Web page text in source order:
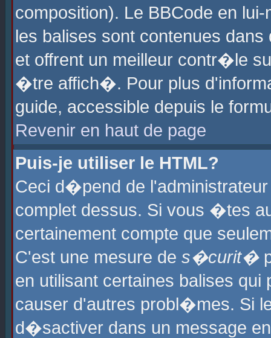
composition). Le BBCode en
les balises sont contenues
et offrent un meilleur contr�le
�tre affich�. Pour plus
guide, accessible depuis le
Revenir en haut de page
Puis-je utiliser le HTML?
Ceci d�pend de
complet dessus. Si vous �tes
certainement compte que
C'est une mesure de s�curit�
en utilisant certaines balises
causer d'autres probl�mes. Si
d�sactiver dans un message